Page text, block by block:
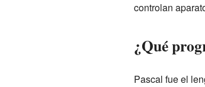
controlan
¿Qué
Pascal fue el